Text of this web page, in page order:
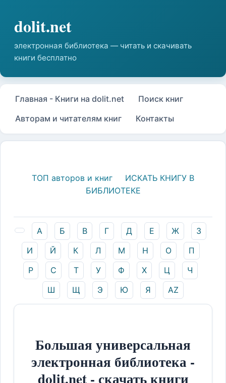
Главная - Книги на dolit.net
Поиск книг
Авторам и читателям книг
Контакты
ТОП авторов и книг
ИСКАТЬ КНИГУ В
БИБЛИОТЕКЕ
А Б В Г Д Е Ж
З
И
Й К Л М Н О
П
Р
С Т У Ф Х Ц
Ч
Ш
Щ Э Ю Я AZ
Большая универсальная
электронная библиотека -
dolit.net - скачать книги